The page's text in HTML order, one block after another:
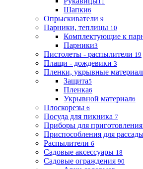
Шапки6
Опрыскиватели 9
Парники, теплицы 10
Комплектующие к
Парники3
Пистолеты - распылители 19
Плащи - дождевики 3
Пленки, укрывные
Защита5
Пленка6
Укрывной материал6
Плоскорезы 6
Посуда для пикника 7
Приборы для
Приспособления для
Распылители 6
Садовые аксессуары 18
Садовые ограждения 90